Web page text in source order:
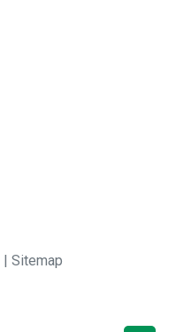
Sitemap